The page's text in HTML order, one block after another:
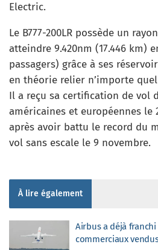
Electric.
Le B777-200LR possède un
atteindre 9.420nm (17.446 km)
passagers) grâce à ses
en théorie relier n’importe
Il a reçu sa certification de vol
américaines et européennes le
après avoir battu le record du
vol sans escale le 9 novembre.
À lire également
Airbus a déjà franchi
commerciaux